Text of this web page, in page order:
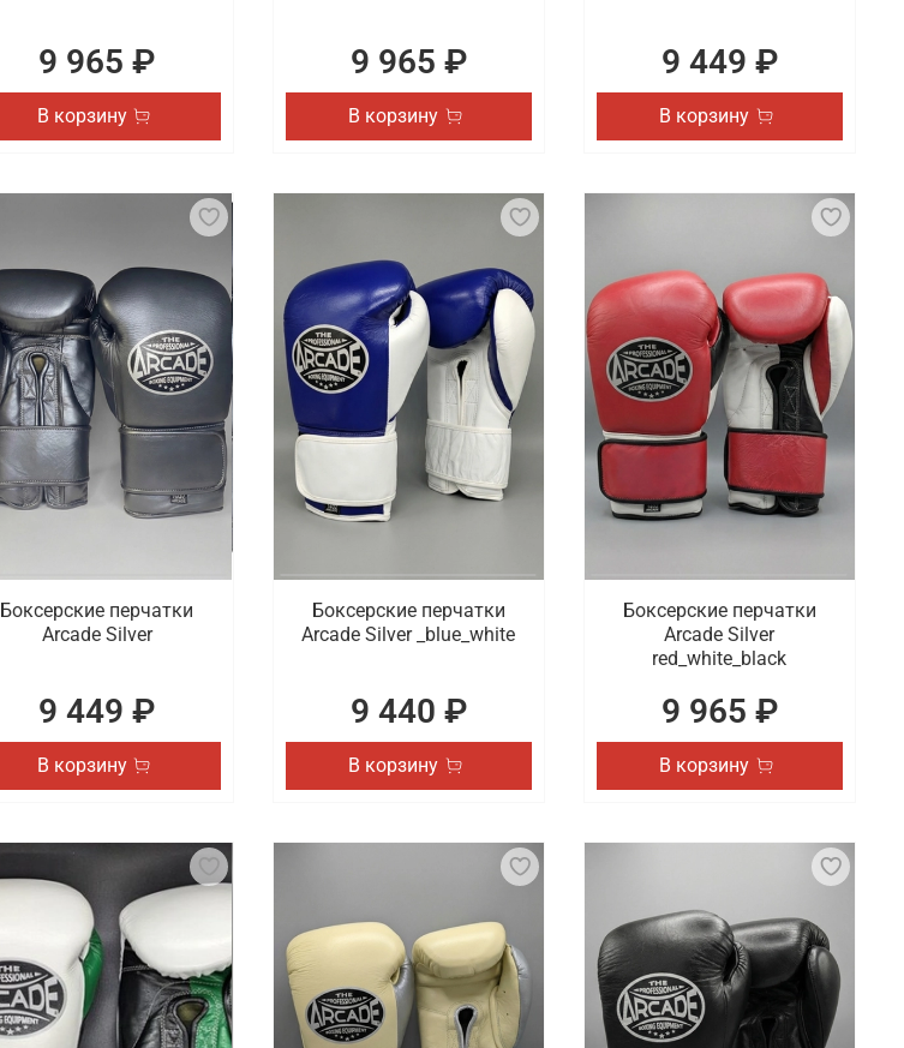
9 965 ₽
В корзину
9 965 ₽
В корзину
9 449 ₽
В корзину
Боксерские перчатки
Arcade Silver
9 449 ₽
В корзину
Боксерские перчатки
Arcade Silver _blue_white
9 440 ₽
В корзину
Боксерские перчатки
Arcade Silver
red_white_black
9 965 ₽
В корзину